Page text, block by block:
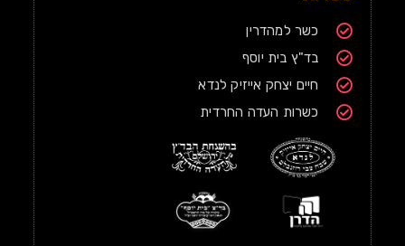
כשר למהדרין
בד"ץ בית יוסף
חיים יצחק אייזיק לנדא
כשרות העדה החרדית